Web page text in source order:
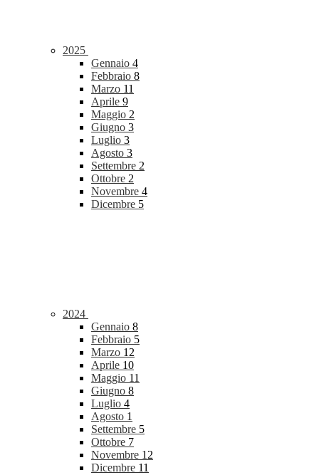
2025
Gennaio 4
Febbraio 8
Marzo 11
Aprile 9
Maggio 2
Giugno 3
Luglio 3
Agosto 3
Settembre 2
Ottobre 2
Novembre 4
Dicembre 5
2024
Gennaio 8
Febbraio 5
Marzo 12
Aprile 10
Maggio 11
Giugno 8
Luglio 4
Agosto 1
Settembre 5
Ottobre 7
Novembre 12
Dicembre 11